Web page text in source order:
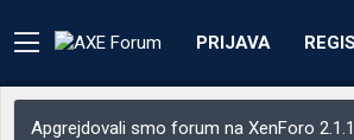
PRIJAVA
Apgrejdovali smo forum na XenForo